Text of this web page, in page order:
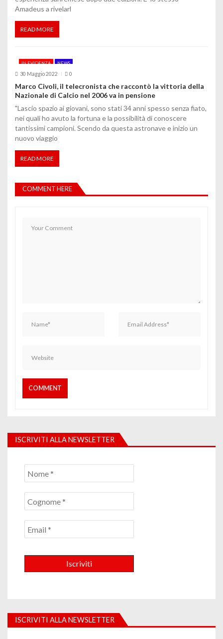
Amadeus a rivelarl
READ MORE
IN EVIDENZA NEWS
30 Maggio 2022 0
Marco Civoli, il telecronista che raccontò la vittoria della
Nazionale di Calcio nel 2006 va in pensione
"Lascio spazio ai giovani, sono stati 34 anni spesso senza fiato,
nei quali ho avuto la fortuna e la possibilità di conoscere
tantissimi campioni. Scendo da questa astronave e inizio un
nuovo viaggio
READ MORE
COMMENT HERE
ISCRIVITI ALLA NEWSLETTER
ISCRIVITI ALLA NEWSLETTER